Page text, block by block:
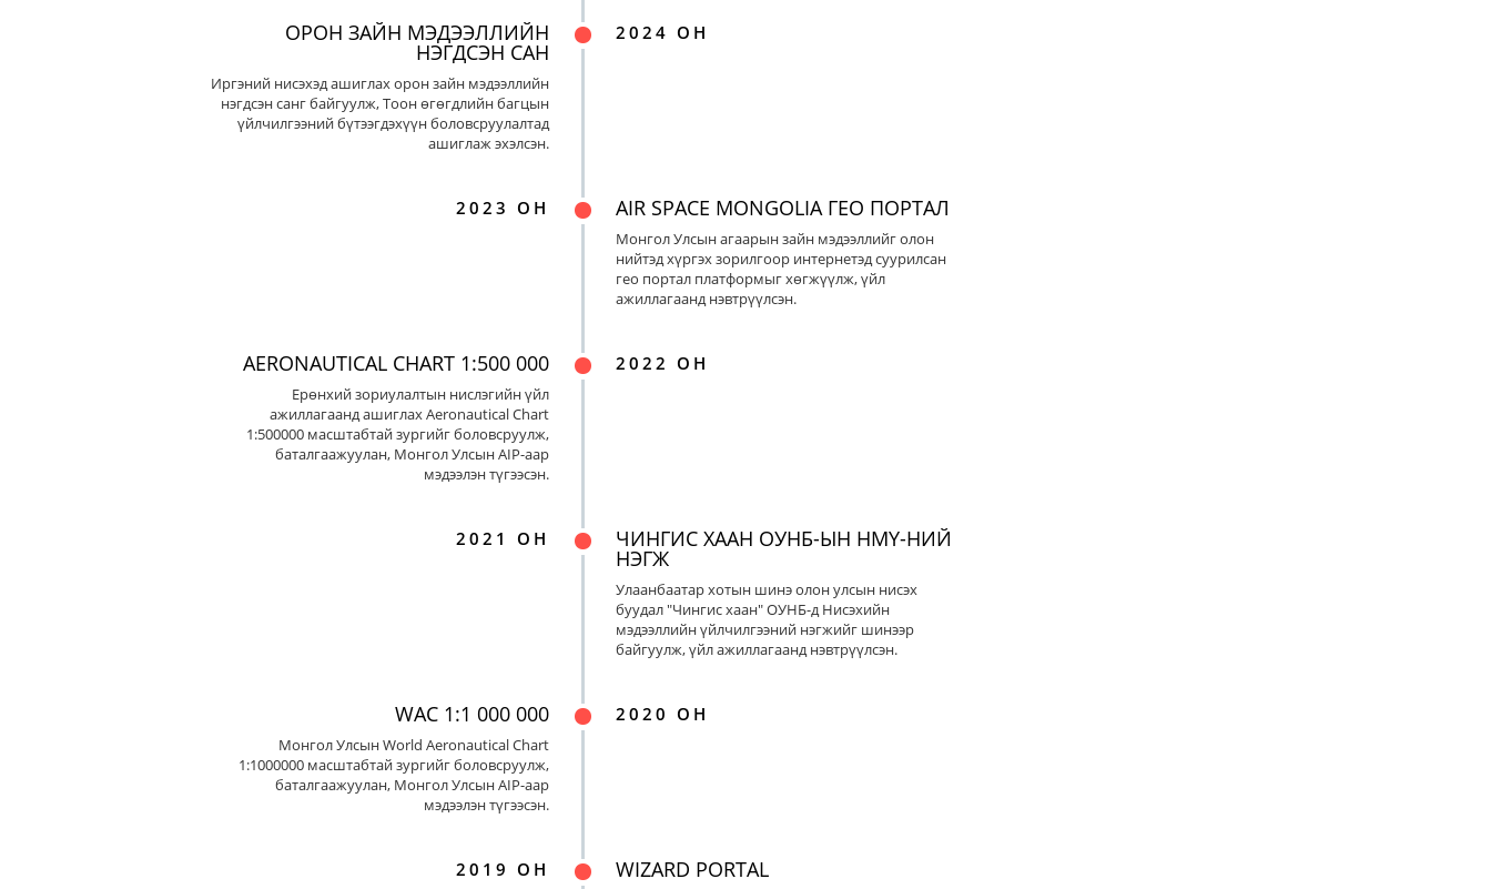
2024 ОН
ОРОН ЗАЙН МЭДЭЭЛЛИЙН
НЭГДСЭН САН
Иргэний нисэхэд ашиглах орон зайн мэдээллийн
нэгдсэн санг байгуулж, Тоон өгөгдлийн багцын
үйлчилгээний бүтээгдэхүүн боловсруулалтад
ашиглаж эхэлсэн.
2023 ОН AIR SPACE MONGOLIA ГЕО ПОРТАЛ
Монгол Улсын агаарын зайн мэдээллийг олон
нийтэд хүргэх зорилгоор интернетэд суурилсан
гео портал платформыг хөгжүүлж, үйл
ажиллагаанд нэвтрүүлсэн.
2022 ОН
AERONAUTICAL CHART 1:500 000
Ерөнхий зориулалтын нислэгийн үйл
ажиллагаанд ашиглах Aeronautical Chart
1:500000 масштабтай зургийг боловсруулж,
баталгаажуулан, Монгол Улсын AIP-аар
мэдээлэн түгээсэн.
2021 ОН ЧИНГИС ХААН ОУНБ-ЫН НМҮ-НИЙ
НЭГЖ
Улаанбаатар хотын шинэ олон улсын нисэх
буудал "Чингис хаан" ОУНБ-д Нисэхийн
мэдээллийн үйлчилгээний нэгжийг шинээр
байгуулж, үйл ажиллагаанд нэвтрүүлсэн.
2020 ОН
WAC 1:1 000 000
Монгол Улсын World Aeronautical Chart
1:1000000 масштабтай зургийг боловсруулж,
баталгаажуулан, Монгол Улсын AIP-аар
мэдээлэн түгээсэн.
2019 ОН WIZARD PORTAL